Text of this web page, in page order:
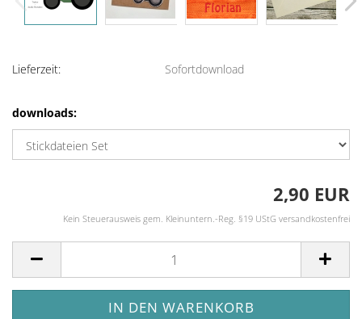
Lieferzeit: Sofortdownload
downloads:
2,90 EUR
Kein Steuerausweis gem. Kleinuntern.-Reg. §19 UStG versandkostenfrei